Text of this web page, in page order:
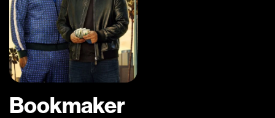
Bookmaker